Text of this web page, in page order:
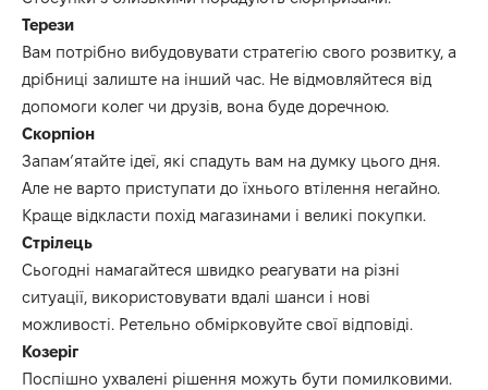
Терези
Вам потрібно вибудовувати стратегію свого розвитку, а
дрібниці залиште на інший час. Не відмовляйтеся від
допомоги колег чи друзів, вона буде доречною.
Скорпіон
Запам’ятайте ідеї, які спадуть вам на думку цього дня.
Але не варто приступати до їхнього втілення негайно.
Краще відкласти похід магазинами і великі покупки.
Стрілець
Сьогодні намагайтеся швидко реагувати на різні
ситуації, використовувати вдалі шанси і нові
можливості. Ретельно обмірковуйте свої відповіді.
Козеріг
Поспішно ухвалені рішення можуть бути помилковими.